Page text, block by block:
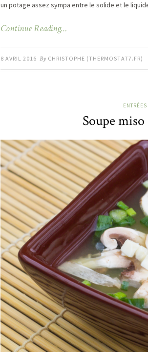
un potage assez sympa entre le solide et le
Continue Reading…
8 AVRIL 2016 By CHRISTOPHE (THERMOSTAT7.FR)
ENTRÉES
Soupe